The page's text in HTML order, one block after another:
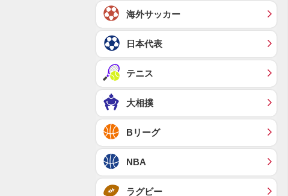
海外サッカー
日本代表
テニス
大相撲
Bリーグ
NBA
ラグビー